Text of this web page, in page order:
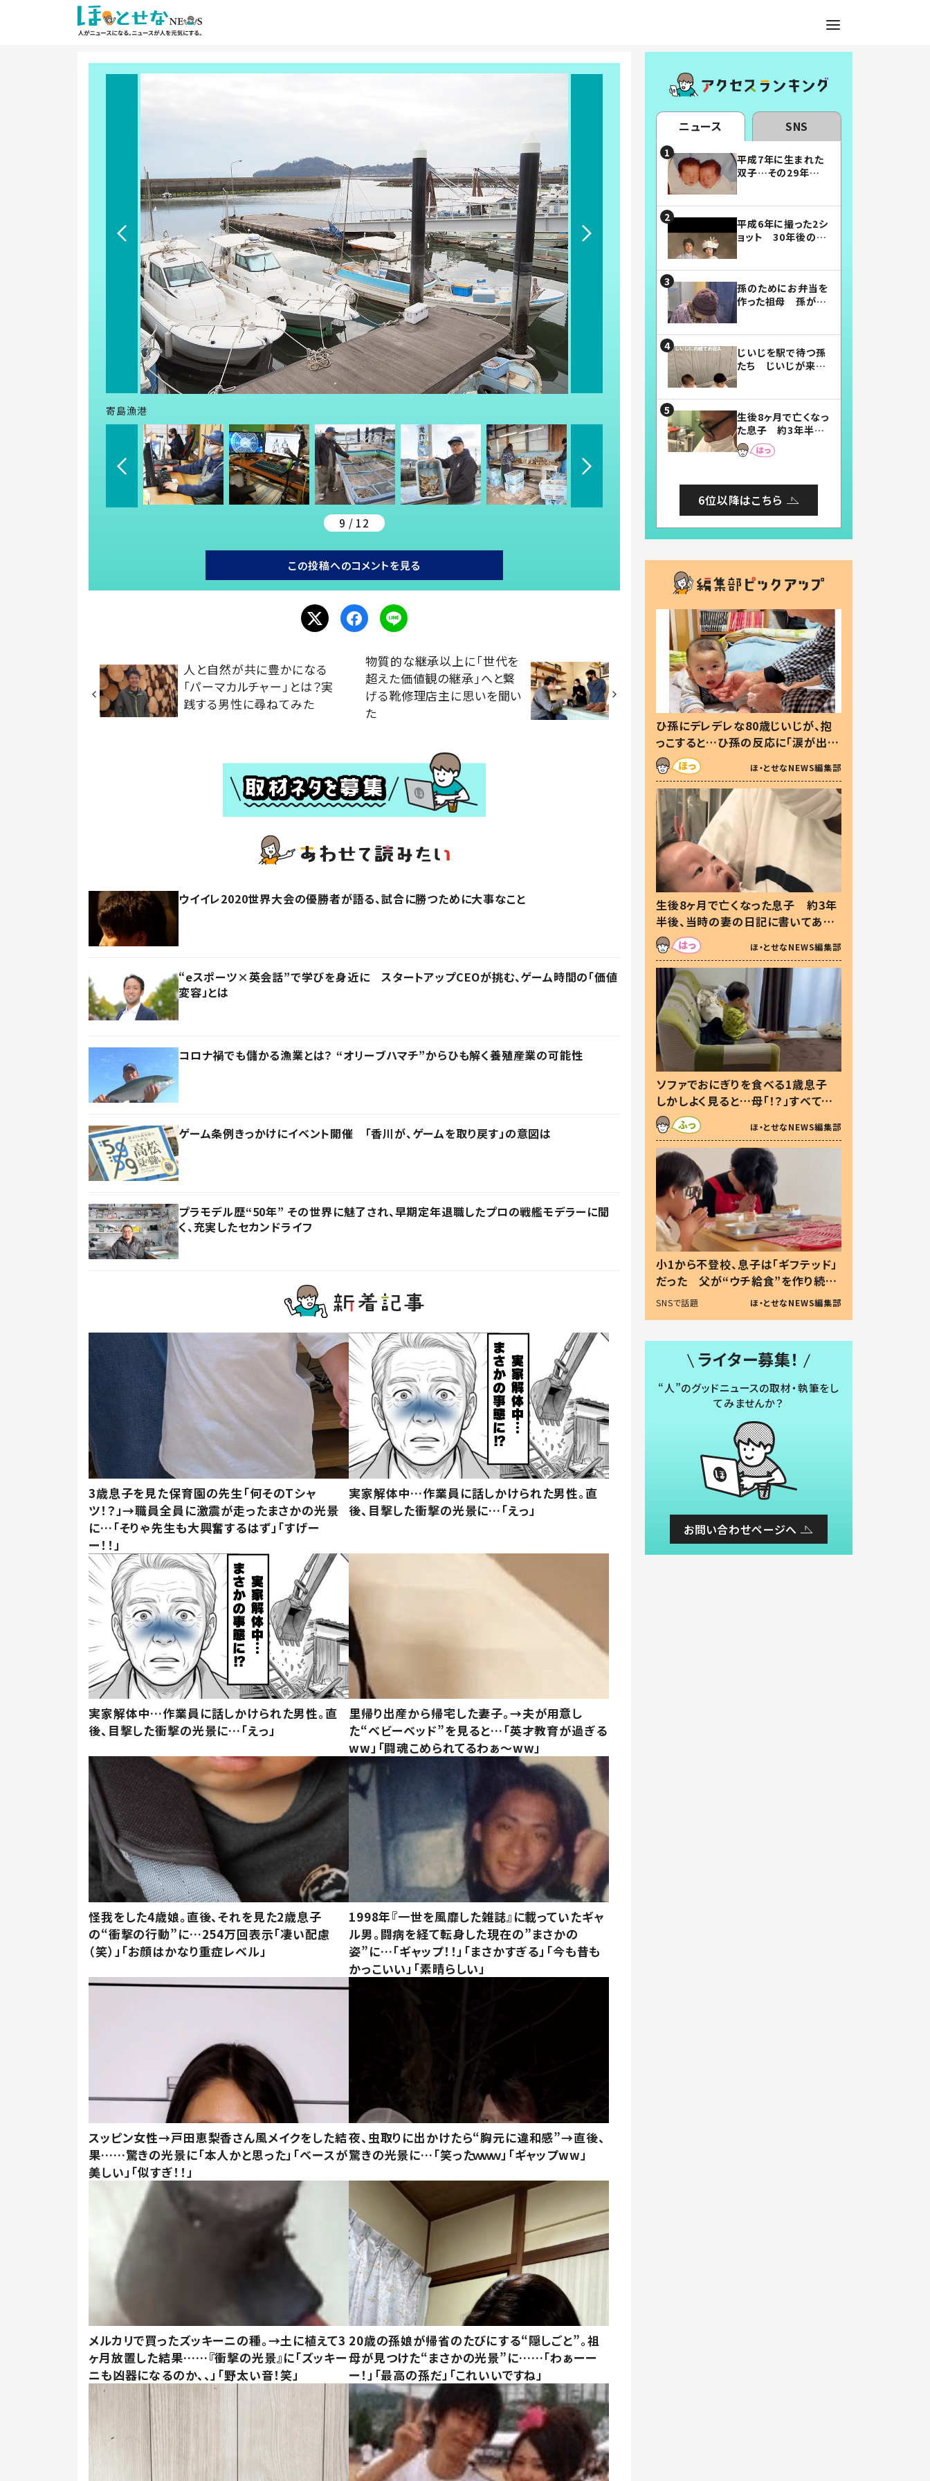
寄島漁港
9 / 12
この投稿へのコメントを見る
人と自然が共に豊かになる
「パーマカルチャー」とは？実
践する男性に尋ねてみた
物質的な継承以上に「世代を
超えた価値観の継承」へと繋
げる靴修理店主に思いを聞い
た
ウイイレ2020世界大会の優勝者が語る、試合に勝つために大事なこと
“eスポーツ×英会話”で学びを身近に スタートアップCEOが挑む、ゲーム時間の「価値
変容」とは
コロナ禍でも儲かる漁業とは？ “オリーブハマチ”からひも解く養殖産業の可能性
ゲーム条例きっかけにイベント開催 「香川が、ゲームを取り戻す」の意図は
プラモデル歴“50年” その世界に魅了され、早期定年退職したプロの戦艦モデラーに聞
く、充実したセカンドライフ
3歳息子を見た保育園の先生「何そのTシャ
ツ！？」→職員全員に激震が走ったまさかの光景
に…「そりゃ先生も大興奮するはず」「すげー
ー！！」
実家解体中…作業員に話しかけられた男性。直
後、目撃した衝撃の光景に…「えっ」
実家解体中…作業員に話しかけられた男性。直
後、目撃した衝撃の光景に…「えっ」
里帰り出産から帰宅した妻子。→夫が用意し
た“ベビーベッド”を見ると…「英才教育が過ぎる
ww」「闘魂こめられてるわぁ～ww」
怪我をした4歳娘。直後、それを見た2歳息子
の“衝撃の行動”に…254万回表示「凄い配慮
（笑）」「お顔はかなり重症レベル」
1998年『一世を風靡した雑誌』に載っていたギャ
ル男。闘病を経て転身した現在の”まさかの
姿”に…「ギャップ！！」「まさかすぎる」「今も昔も
かっこいい」「素晴らしい」
スッピン女性→戸田恵梨香さん風メイクをした結
果……驚きの光景に「本人かと思った」「ベースが
美しい」「似すぎ！！」
夜、虫取りに出かけたら“胸元に違和感”→直後、
驚きの光景に…「笑ったｗｗｗ」「ギャップww」
メルカリで買ったズッキーニの種。→土に植えて3
ヶ月放置した結果……『衝撃の光景』に「ズッキー
ニも凶器になるのか、、」「野太い音！笑」
20歳の孫娘が帰省のたびにする“隠しごと”。祖
母が見つけた“まさかの光景”に……「わぁーー
ー！」「最高の孫だ」「これいいですね」
ニュース SNS
平成7年に生まれた
双子…その29年後
平成6年に撮った2シ
ョット 30年後の姿
孫のためにお弁当を
作った祖母 孫が絶
じいじを駅で待つ孫
たち じいじが来た
まらない」「幸せにな
れる」
生後8ヶ月で亡くなっ
た息子 約3年半
後、当時の妻の日記
に書いてあった本音
6位以降はこちら
ひ孫にデレデレな80歳じいじが、抱
っこすると…ひ孫の反応に「涙が出ま
した」「可愛くて仕方ない」
ほ・とせなNEWS編集部
生後8ヶ月で亡くなった息子 約3年
半後、当時の妻の日記に書いてあっ
た本音とは
ほ・とせなNEWS編集部
ソファでおにぎりを食べる1歳息子
しかしよく見ると…母「！？」すべてを
察した母の投稿に「可愛いから許
す！」「現行犯〜」
ほ・とせなNEWS編集部
小1から不登校、息子は「ギフテッド」
だった 父が“ウチ給食”を作り続け
る理由とは #令和の親 #令和の子
SNSで話題 ほ・とせなNEWS編集部
ライター募集！
“人”のグッドニュースの取材・執筆をし
てみませんか？
お問い合わせページへ